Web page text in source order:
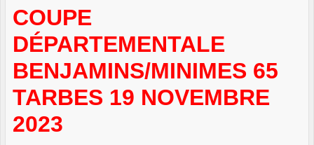
COUPE
DÉPARTEMENTALE
BENJAMINS/MINIMES 65
TARBES 19 NOVEMBRE
2023